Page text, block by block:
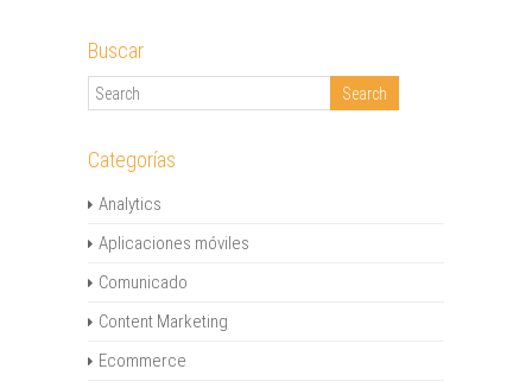
Buscar
Categorías
Analytics
Aplicaciones móviles
Comunicado
Content Marketing
Ecommerce